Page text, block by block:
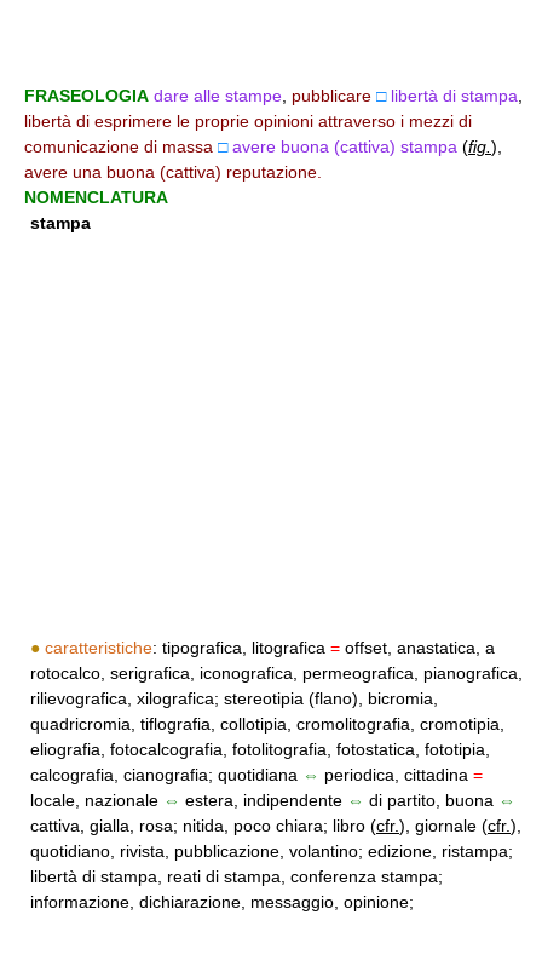
FRASEOLOGIA dare alle stampe pubblicare □ libertà di stampa
libertà di esprimere le proprie opinioni attraverso i mezzi di
comunicazione di massa □ avere buona (cattiva) stampa (fig. )
avere una buona (cattiva) reputazione.
NOMENCLATURA
stampa
● caratteristiche: tipografica, litografica = offset, anastatica, a
rotocalco, serigrafica, iconografica, permeografica, pianografica,
rilievografica, xilografica; stereotipia (flano), bicromia,
quadricromia, tiflografia, collotipia, cromolitografia, cromotipia,
eliografia, fotocalcografia, fotolitografia, fotostatica, fototipia,
calcografia, cianografia; quotidiana ⇔ periodica, cittadina =
locale, nazionale ⇔ estera, indipendente ⇔ di partito, buona ⇔
cattiva, gialla, rosa; nitida, poco chiara; libro (cfr.), giornale (cfr.),
quotidiano, rivista, pubblicazione, volantino; edizione, ristampa;
libertà di stampa, reati di stampa, conferenza stampa;
informazione, dichiarazione, messaggio, opinione;